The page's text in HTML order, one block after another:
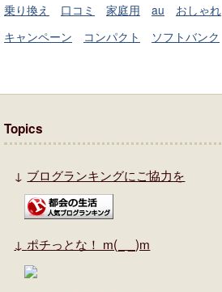
乗り換え
口コミ 家庭用 au おしゃれ
キャンペーン
コンパクト ソフトバンク
Topics
↓ ブログランキングにご協力を
↓ ポチっとな！ m(_ _)m